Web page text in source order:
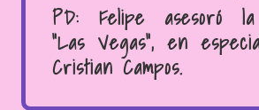
PD: Felipe asesoró
“Las Vegas”, en
Cristian Campos.